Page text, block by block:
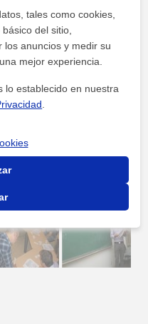
tales como cookies,
del sitio,
los anuncios y medir su
mejor experiencia.
lo establecido en nuestra